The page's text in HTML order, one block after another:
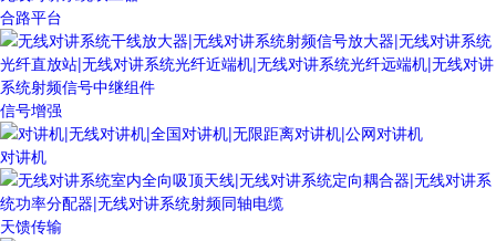
合路平台
信号增强
对讲机
天馈传输